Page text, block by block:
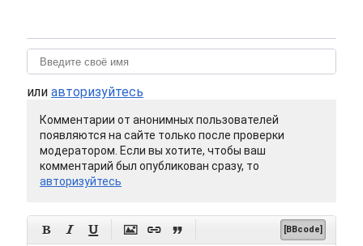
или авторизуйтесь
Комментарии от анонимных пользователей
появляются на сайте только после проверки
модератором. Если вы хотите, чтобы ваш
комментарий был опубликован сразу, то
авторизуйтесь
      [BBcode]